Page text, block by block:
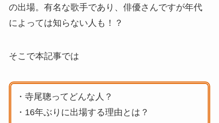
の出場。有名な歌手であり、俳優さんですが年代
によっては知らない人も！？
そこで本記事では
・寺尾聰ってどんな人？
・16年ぶりに出場する理由とは？